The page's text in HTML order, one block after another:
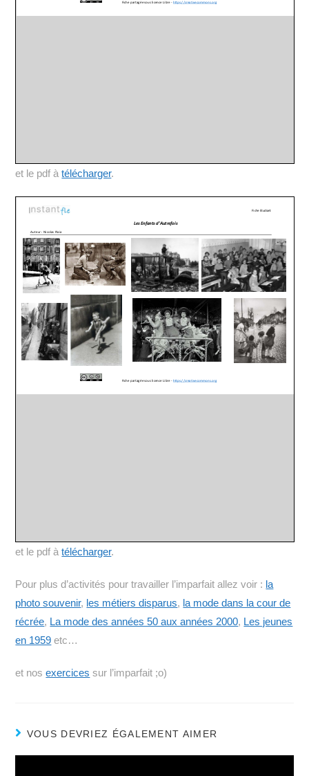
et le pdf àtélécharger.
et le pdf àtélécharger.
Pour plus d’activités pour travailler l’imparfait allez voir : la
photo souvenir, les métiers disparus, la mode dans la cour de
récrée, La mode des années 50 aux années 2000, Les jeunes
en 1959 etc…
et nosexercices sur l’imparfait ;o)
VOUS DEVRIEZ ÉGALEMENT AIMER